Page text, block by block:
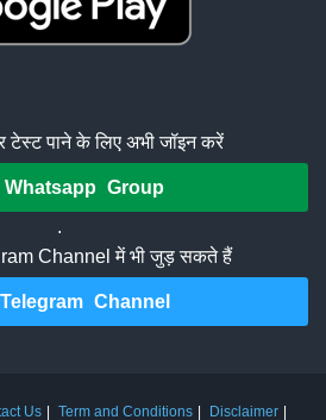
टेस्ट पाने के लिए अभी जॉइन करें
Group
.
Channel में भी जुड़ सकते हैं
Channel
Us Term and Conditions Disclaimer